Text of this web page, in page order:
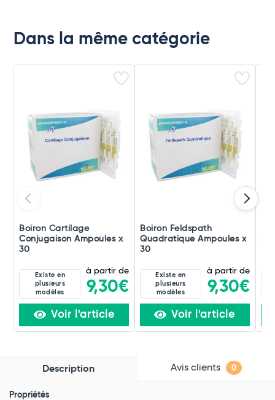
Dans la même catégorie
Boiron Cartilage
Conjugaison Ampoules x
30
Existe en
plusieurs
modèles
à partir de
9,30€
Voir l'article
Boiron Feldspath
Quadratique Ampoules x
30
Existe en
plusieurs
modèles
à partir de
9,30€
Voir l'article
x
Description Avis clients 0
Propriétés